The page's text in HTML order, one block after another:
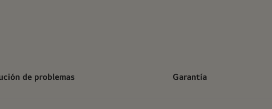
de problemas Garantía